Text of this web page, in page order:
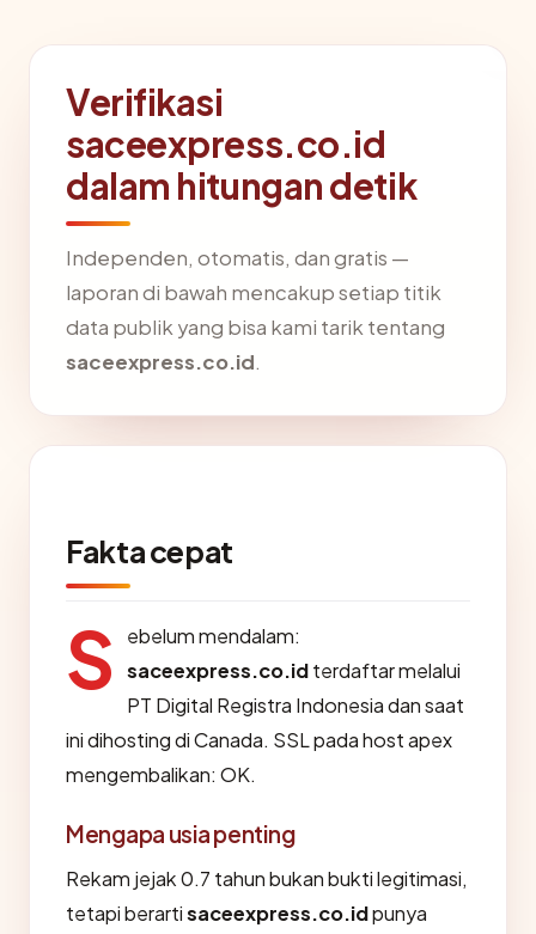
Verifikasi
saceexpress.co.id
dalam hitungan detik
Independen, otomatis, dan gratis —
laporan di bawah mencakup setiap titik
data publik yang bisa kami tarik tentang
saceexpress.co.id.
Fakta cepat
S
ebelum mendalam:
saceexpress.co.idterdaftar melalui
PT Digital Registra Indonesia dan saat
ini dihosting di Canada. SSL pada host apex
mengembalikan: OK.
Mengapa usia penting
Rekam jejak 0.7 tahun bukan bukti legitimasi,
tetapi berartisaceexpress.co.idpunya